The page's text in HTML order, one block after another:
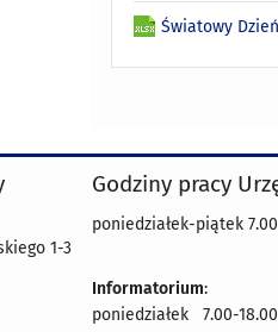
Światowy
1-3
Godziny pracy
poniedziałek-piątek
Informatorium:
poniedziałek 7.00-18.00